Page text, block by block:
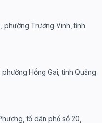
phường Trường Vinh, tỉnh
Hồng Gai, tỉnh Quảng
tổ dân phố số 20,